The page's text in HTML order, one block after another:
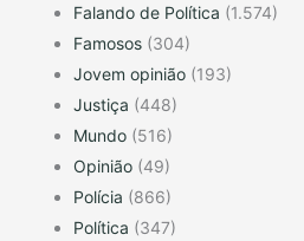
Falando de Política (1.574)
Famosos (304)
Jovem opinião (193)
Justiça (448)
Mundo (516)
Opinião (49)
Polícia (866)
Política (347)